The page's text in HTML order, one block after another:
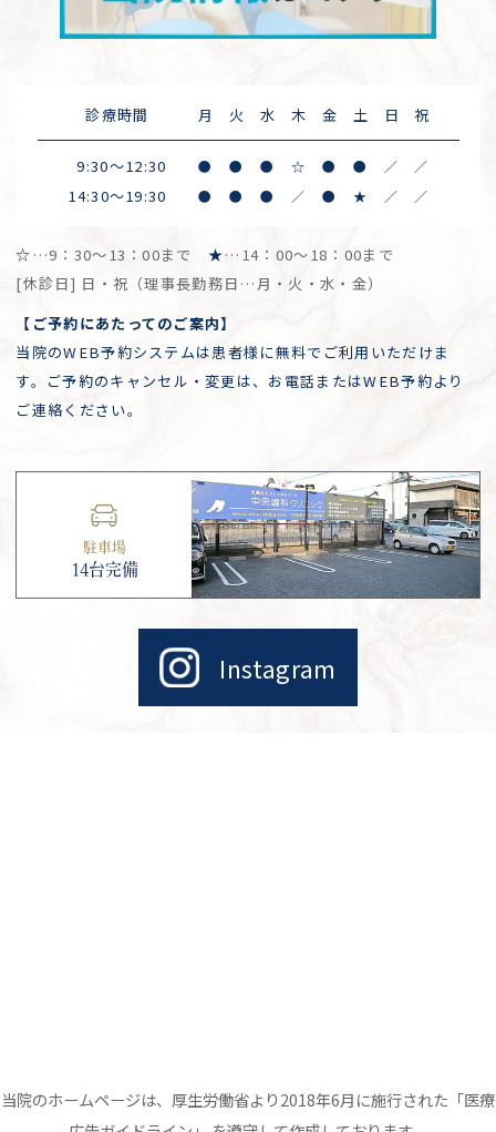
診療時間 月 火 水 木 金 土 日 祝
9:30～12:30 ● ● ● ☆ ● ● ／ ／
14:30～19:30 ● ● ● ／ ● ★ ／ ／
☆ …9：30～13：00まで★…14：00～18：00まで
[休診日] 日・祝（理事長勤務日…月・火・水・金）
【ご予約にあたってのご案内】
当院のWEB予約システムは患者様に無料でご利用いただけま
す。ご予約のキャンセル・変更は、お電話またはWEB予約より
ご連絡ください。
駐車場
14台完備
Instagram
当院のホームページは、厚生労働省より2018年6月に施行された「医療